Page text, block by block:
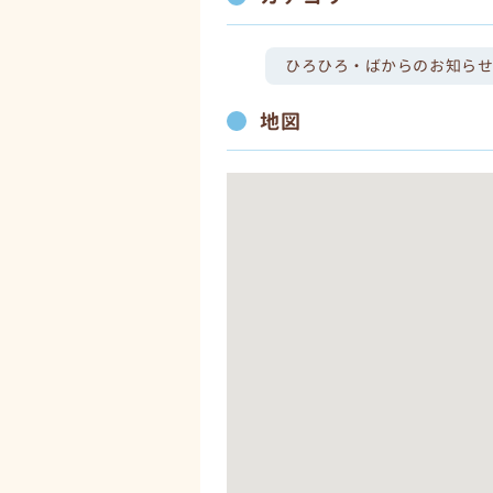
ひろひろ・ばからのお知ら
地図